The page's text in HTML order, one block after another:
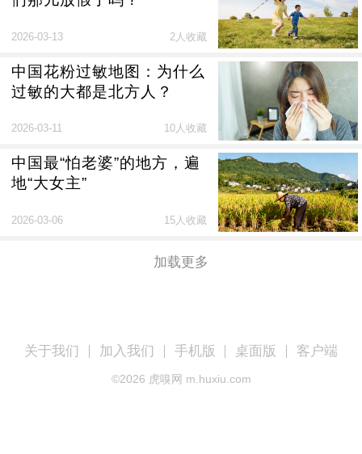
2026-03-13 2人收藏
中国花粉过敏地图：为什么
过敏的大都是北方人？
2026-03-11 10人收藏
中国最“怕老婆”的地方，遍
地“大女主”
2026-03-06 15人收藏
加载更多
关于我们 加入我们 手机版 桌面版 客户端
©2026 虎嗅网 m.huxiu.com